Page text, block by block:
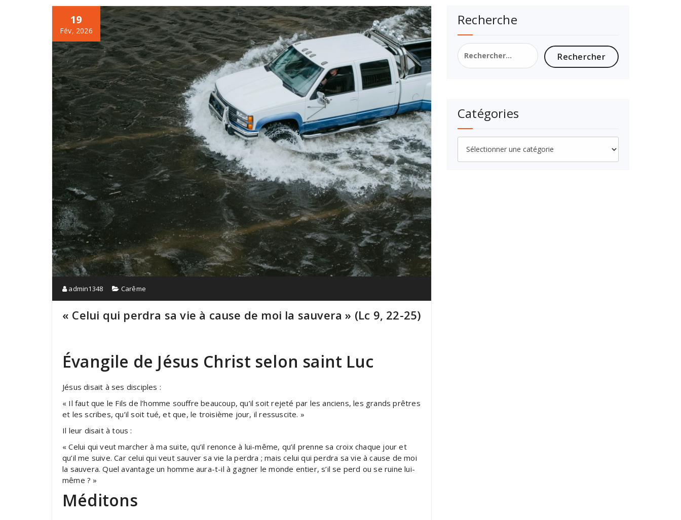
19
Fév, 2026
admin1348 Carême
« Celui qui perdra sa vie à cause de moi la sauvera » (Lc 9, 22-25)
Évangile de Jésus Christ selon saint Luc
Jésus disait à ses disciples :
« Il faut que le Fils de l’homme souffre beaucoup, qu’il soit rejeté par les anciens, les grands prêtres
et les scribes, qu’il soit tué, et que, le troisième jour, il ressuscite. »
Il leur disait à tous :
« Celui qui veut marcher à ma suite, qu’il renonce à lui-même, qu’il prenne sa croix chaque jour et
qu’il me suive. Car celui qui veut sauver sa vie la perdra ; mais celui qui perdra sa vie à cause de moi
la sauvera. Quel avantage un homme aura-t-il à gagner le monde entier, s’il se perd ou se ruine lui-
même ? »
Méditons
Recherche
Catégories